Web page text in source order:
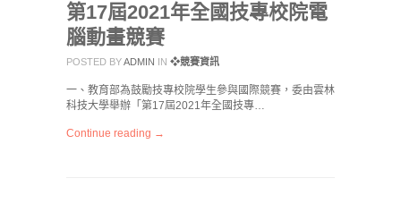
第17屆2021年全國技專校院電
腦動畫競賽
POSTED BYADMIN IN ❖競賽資訊
一、教育部為鼓勵技專校院學生參與國際競賽，委由雲林
科技大學舉辦「第17屆2021年全國技專…
Continue reading →